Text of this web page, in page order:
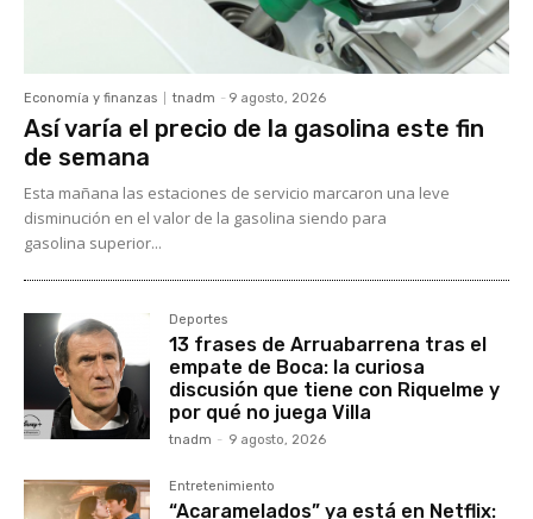
Economía y finanzas tnadm - 9 agosto, 2026
Así varía el precio de la gasolina este fin
de semana
Esta mañana las estaciones de servicio marcaron una leve
disminución en el valor de la gasolina siendo para
gasolina superior...
Deportes
13 frases de Arruabarrena tras el
empate de Boca: la curiosa
discusión que tiene con Riquelme y
por qué no juega Villa
tnadm - 9 agosto, 2026
Entretenimiento
“Acaramelados” ya está en Netflix: